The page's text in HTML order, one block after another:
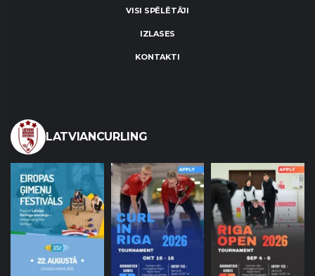
VISI SPĒLĒTĀJI
IZLASES
KONTAKTI
LATVIANCURLING